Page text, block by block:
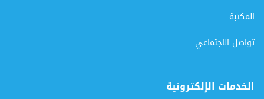
المكتبة
تواصل الاجتماعي
الخدمات الإلكترونية